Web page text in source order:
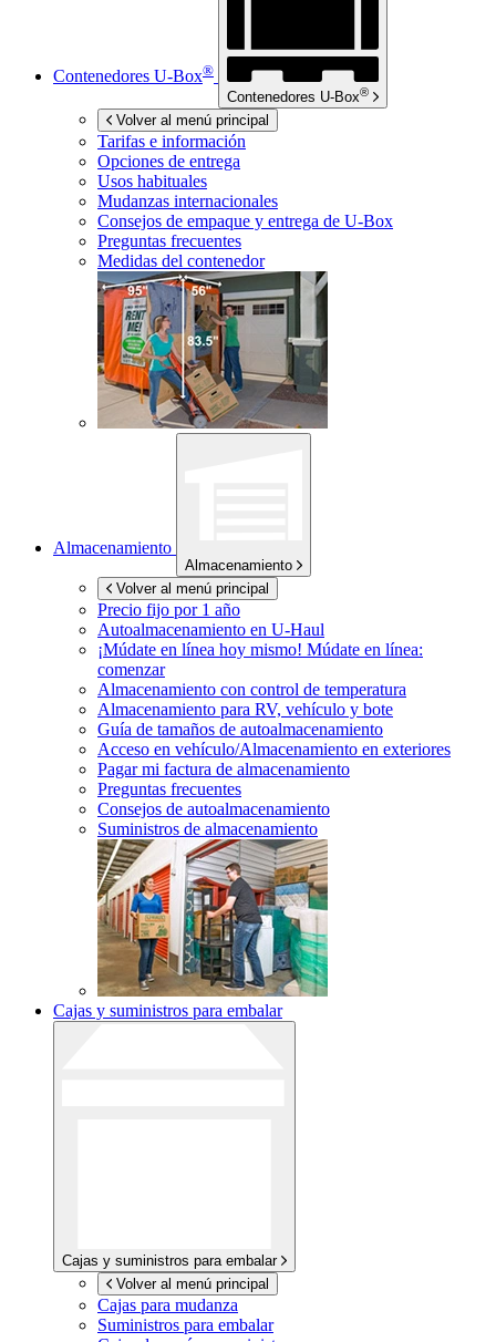
Contenedores U-Box®
Contenedores U-Box®
Volver al menú principal
Tarifas e información
Opciones de entrega
Usos habituales
Mudanzas internacionales
Consejos de empaque y entrega de U-Box
Preguntas frecuentes
Medidas del contenedor
Almacenamiento
Almacenamiento
Volver al menú principal
Precio fijo por 1 año
Autoalmacenamiento en U-Haul
¡Múdate en línea hoy mismo! Múdate en línea:
comenzar
Almacenamiento con control de temperatura
Almacenamiento para RV, vehículo y bote
Guía de tamaños de autoalmacenamiento
Acceso en vehículo/Almacenamiento en exteriores
Pagar mi factura de almacenamiento
Preguntas frecuentes
Consejos de autoalmacenamiento
Suministros de almacenamiento
Cajas y suministros para embalar
Cajas y suministros para embalar
Volver al menú principal
Cajas para mudanza
Suministros para embalar